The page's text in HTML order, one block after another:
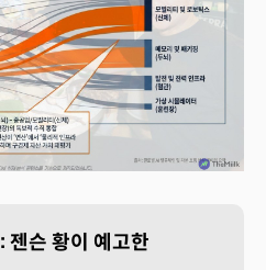
젠슨 황이 예고한